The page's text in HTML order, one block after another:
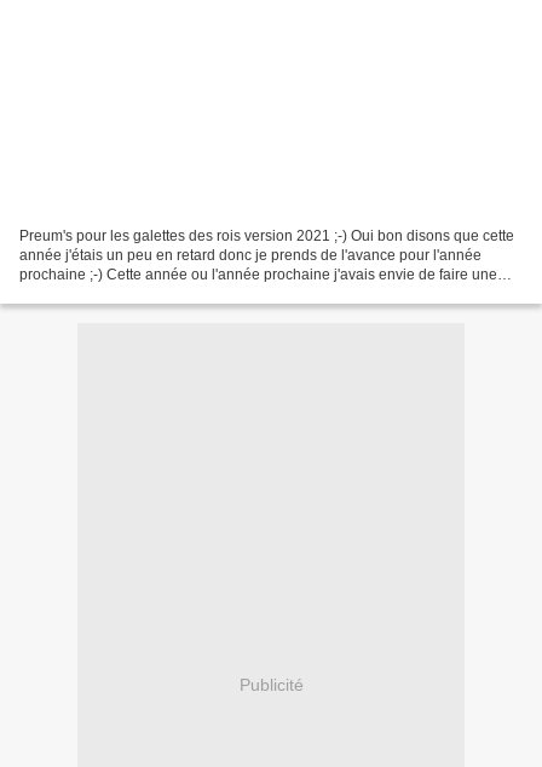
Preum's pour les galettes des rois version 2021 ;-) Oui bon disons que cette
année j'étais un peu en retard donc je prends de l'avance pour l'année
prochaine ;-) Cette année ou l'année prochaine j'avais envie de faire une
Publicité